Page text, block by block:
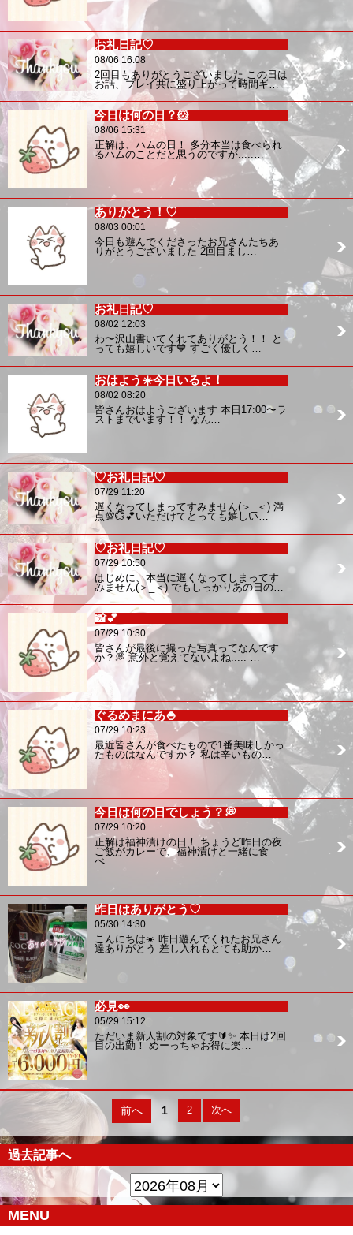
お礼日記♡
08/06 16:08
2回目もありがとうございました この日は
お話、プレイ共に盛り上がって時間ギ…
今日は何の日？🐹
08/06 15:31
正解は、ハムの日！ 多分本当は食べられ
るハムのことだと思うのですが.....…
ありがとう！♡
08/03 00:01
今日も遊んでくださったお兄さんたちあ
りがとうございました 2回目まし…
お礼日記♡
08/02 12:03
わ〜沢山書いてくれてありがとう！！ と
っても嬉しいです💙 すごく優しく…
おはよう☀️今日いるよ！
08/02 08:20
皆さんおはようございます 本日17:00〜ラ
ストまでいます！！ なん…
♡お礼日記♡
07/29 11:20
遅くなってしまってすみません(＞_＜) 満
点💯💮💕いただけてとっても嬉しい…
♡お礼日記♡
07/29 10:50
はじめに、本当に遅くなってしまってす
みません(＞_＜) でもしっかりあの日の…
📸💕
07/29 10:30
皆さんが最後に撮った写真ってなんです
か？💭 意外と覚えてないよね..... …
ぐるめまにあ🍚
07/29 10:23
最近皆さんが食べたもので1番美味しかっ
たものはなんですか？ 私は辛いもの…
今日は何の日でしょう？💭
07/29 10:20
正解は福神漬けの日！ ちょうど昨日の夜
ご飯がカレーで、福神漬けと一緒に食
べ…
昨日はありがとう♡
05/30 14:30
こんにちは☀️ 昨日遊んでくれたお兄さん
達ありがとう 差し入れもとても助か…
必見👀
05/29 15:12
ただいま新人割の対象です🔰✨ 本日は2回
目の出勤！ めーっちゃお得に楽…
前へ 1 2 次へ
過去記事へ
MENU